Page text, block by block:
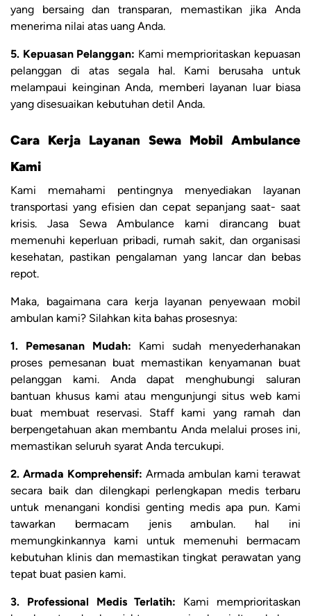
yang bersaing dan transparan, memastikan jika Anda
menerima nilai atas uang Anda.
5. Kepuasan Pelanggan: Kami memprioritaskan kepuasan
pelanggan di atas segala hal. Kami berusaha untuk
melampaui keinginan Anda, memberi layanan luar biasa
yang disesuaikan kebutuhan detil Anda.
Cara Kerja Layanan Sewa Mobil Ambulance
Kami
Kami memahami pentingnya menyediakan layanan
transportasi yang efisien dan cepat sepanjang saat- saat
krisis. Jasa Sewa Ambulance kami dirancang buat
memenuhi keperluan pribadi, rumah sakit, dan organisasi
kesehatan, pastikan pengalaman yang lancar dan bebas
repot.
Maka, bagaimana cara kerja layanan penyewaan mobil
ambulan kami? Silahkan kita bahas prosesnya:
1. Pemesanan Mudah: Kami sudah menyederhanakan
proses pemesanan buat memastikan kenyamanan buat
pelanggan kami. Anda dapat menghubungi saluran
bantuan khusus kami atau mengunjungi situs web kami
buat membuat reservasi. Staff kami yang ramah dan
berpengetahuan akan membantu Anda melalui proses ini,
memastikan seluruh syarat Anda tercukupi.
2. Armada Komprehensif: Armada ambulan kami terawat
secara baik dan dilengkapi perlengkapan medis terbaru
untuk menangani kondisi genting medis apa pun. Kami
tawarkan bermacam jenis ambulan. hal ini
memungkinkannya kami untuk memenuhi bermacam
kebutuhan klinis dan memastikan tingkat perawatan yang
tepat buat pasien kami.
3. Professional Medis Terlatih: Kami memprioritaskan